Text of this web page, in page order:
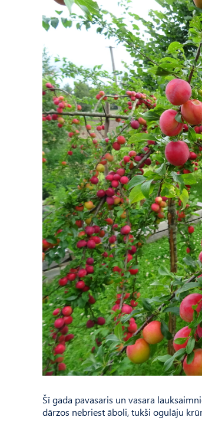
Šī gada pavasaris un vasara
dārzos nebriest āboli, tukši ogulāju